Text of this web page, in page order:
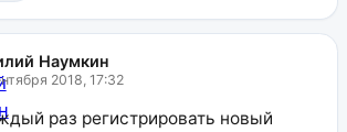
Наумкин
2018, 17:32
раз регистрировать новый